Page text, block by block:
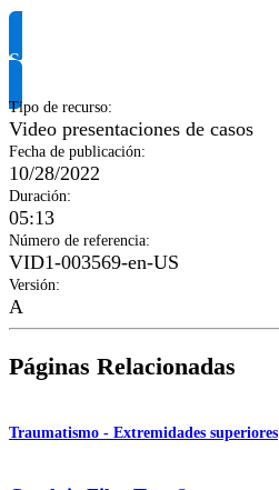
Solicitar información del producto
Tipo de recurso:
Video presentaciones de casos
Fecha de publicación:
10/28/2022
Duración:
05:13
Número de referencia:
VID1-003569-en-US
Versión:
A
Páginas Relacionadas
Traumatismo - Extremidades superiores